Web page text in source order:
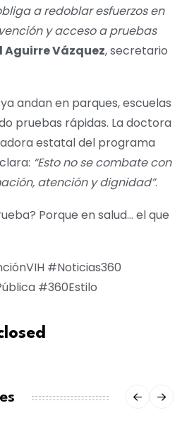
a redoblar esfuerzos en
y acceso a pruebas
Aguirre Vázquez, secretario
andan en parques, escuelas
pruebas rápidas. La doctora
estatal del programa
“Esto no se combate con
atención y dignidad”.
Porque en salud… el que
#Noticias360
#360Estilo